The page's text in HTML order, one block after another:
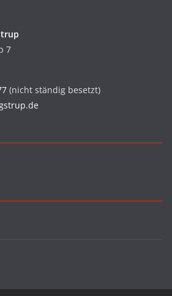
7
(nicht ständig besetzt)